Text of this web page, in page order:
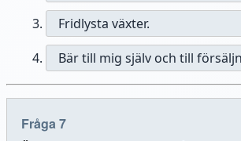
Fridlysta växter.
Bär till mig själv och till
Fråga 7